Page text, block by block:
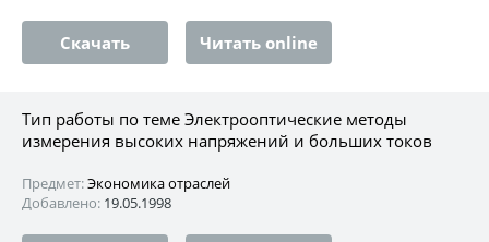
Скачать Читать online
Тип работы по теме Электрооптические методы
измерения высоких напряжений и больших токов
Предмет:Экономика отраслей
Добавлено: 19.05.1998